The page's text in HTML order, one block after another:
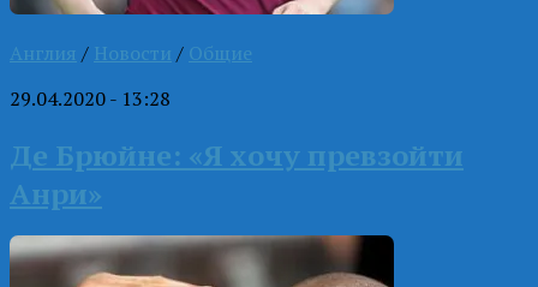
Англия / Новости / Общие
29.04.2020 - 13:28
Де Брюйне: «Я хочу превзойти
Анри»